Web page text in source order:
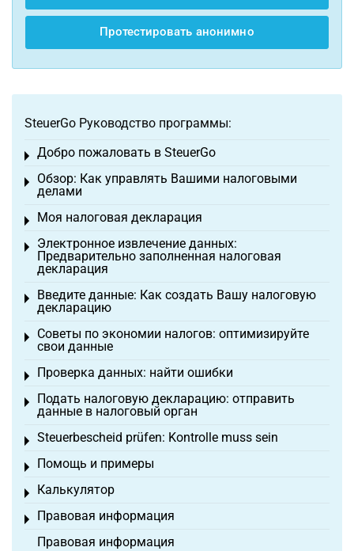
Протестировать анонимно
SteuerGo Руководство программы:
Добро пожаловать в SteuerGo
Toggle menu
Обзор: Как управлять Вашими налоговыми
делами
Toggle menu
Моя налоговая декларация
Toggle menu
Электронное извлечение данных:
Предварительно заполненная налоговая
декларация
Toggle menu
Введите данные: Как создать Вашу налоговую
декларацию
Toggle menu
Советы по экономии налогов: оптимизируйте
свои данные
Toggle menu
Проверка данных: найти ошибки
Toggle menu
Подать налоговую декларацию: отправить
данные в налоговый орган
Toggle menu
Steuerbescheid prüfen: Kontrolle muss sein
Toggle menu
Помощь и примеры
Toggle menu
Калькулятор
Toggle menu
Правовая информация
Toggle menu
Правовая информация